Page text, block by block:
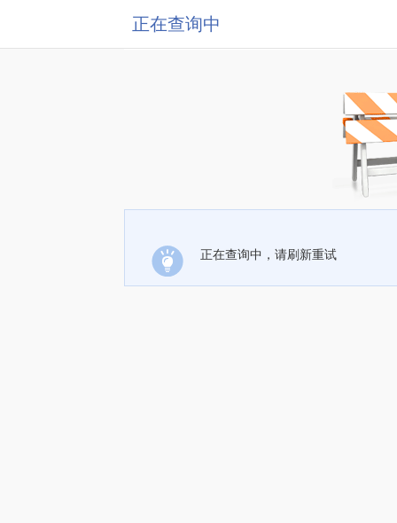
正在查询中
正在查询中，请刷新重试